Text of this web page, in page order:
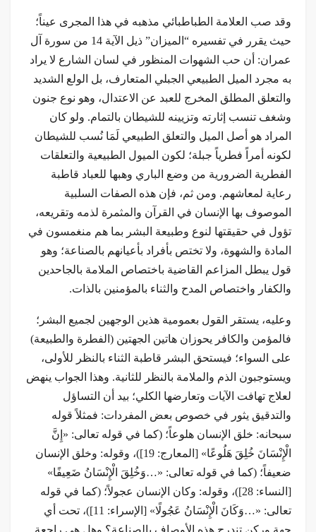
وقد صب العلامة الطباطبائي مذهبه في هذا المجرى عيناً؛
حيث يقرر في تفسيره “الميزان” ذيل الآية 14 من سورة آل
عمران: أن حب الشهوات المنظور في لسان الشارع لا يراد
به مجرد الميل الطبيعي الجبلي المتعارف، بل الولع الشديد
والتعلق المطلق المخرج للعبد عن الاعتدال، وهو نوع جنون
وشغف تنسب إثارته وتزيينه للشيطان بالتمام. ولو كان
المراد هو أصل الميل والتعلق الطبيعي لَمَا نُسب للشيطان
لكونه أمراً فطرياً جبلة؛ لكون الميول الطبيعية والتعلقات
الفطرية الضرورية من وضع الباري وهبها للعباد قاطبة
رعاية لمعاشهم. ومن ثم، فإن هذه الصفات السلبية
الموصوف بها الإنسان في القرآن والمثمرة لذمه وتقريعه،
تؤول في حقيقتها لنوع وطبيعة البشر بما هم منغمسون في
المادة والشهوة، ولا تختص بأفراد بأعيانهم بالصناعة؛ وهو
قول يبطل المزاعم القاضية باختصاص الملامة بالجاحدين
والكفار واختصاص المدح والثناء بالمؤمنين بالذات.
وعليه، يستقر القول بعمومية هذين الوجهين لجميع البشر؛
فالمؤمن والكافر يحوزان هاتين الجهتين (الفطرة والطبيعة)
على السواء؛ فيستحق البشر قاطبة الثناء بالنظر للأولى،
ويستوجبون الذم والملامة بالنظر للثانية. وهذا الجواب ينهض
لعلاج تهافت الآيات وتعارضها الكلي؛ بيد أن التساؤل
والتدقيق يثور في خصوص بعض المفردات: فمثلاً قوله
سبحانه: خلق الإنسان هلوعاً؛ (كما في قوله تعالى: «إِنَّ
الْإِنْسَانَ خُلِقَ هَلُوعًا» [المعارج: 19])، وقوله: وخلق الإنسان
ضعيفاً؛ (كما في قوله تعالى: «…وَخُلِقَ الْإِنْسَانُ ضَعِيفًا»
[النساء: 28])، وقوله: وكان الإنسان عجولاً؛ (كما في قوله
تعالى: «…وَكَانَ الْإِنْسَانُ عَجُولًا» [الإسراء: 11])، تحت أي
جهة وركن تندرج هذه الأوصاف بالصناعة؟ وهل هي راجعة